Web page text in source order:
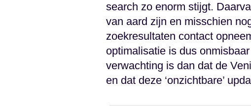
search zo enorm stijgt.
van aard zijn en misschien
zoekresultaten contact
optimalisatie is dus
verwachting is dan dat de
en dat deze ‘onzichtbare’